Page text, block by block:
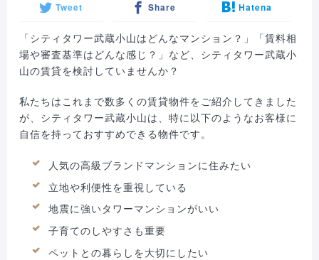
Tweet Share Hatena
「シティタワー武蔵小山はどんなマンション？」「賃料相
場や審査基準はどんな感じ？」など、シティタワー武蔵小
山の賃貸を検討していませんか？
私たちはこれまで数多くの賃貸物件をご紹介してきました
が、シティタワー武蔵小山は、特に以下のようなお客様に
自信を持っておすすめできる物件です。
人気の高級ブランドマンションに住みたい
立地や利便性を重視している
地震に強いタワーマンションがいい
子育てのしやすさも重要
ペットとの暮らしを大切にしたい